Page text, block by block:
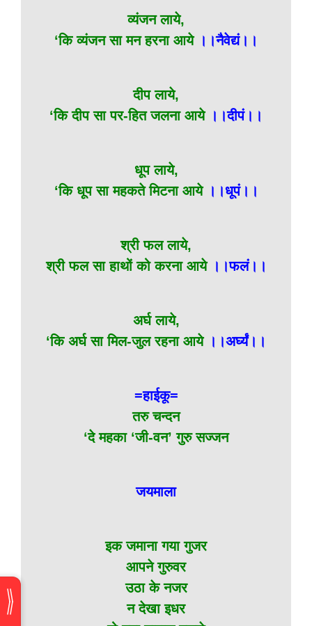
व्यंजन लाये,
‘कि व्यंजन सा मन हरना आये ।।नैवेद्यं।।
दीप लाये,
‘कि दीप सा पर-हित जलना आये।।दीपं।।
धूप लाये,
‘कि धूप सा महकते मिटना आये ।।धूपं।।
श्री फल लाये,
श्री फल सा हाथों को करना आये।।फलं।।
अर्घ लाये,
‘कि अर्घ सा मिल-जुल रहना आये।।अर्घ्यं।।
=हाईकू=
तरु चन्दन
‘दे महका ‘जी-वन’ गुरु सज्जन
जयमाला
इक जमाना गया गुजर
आपने गुरुवर
उठा के नजर
न देखा इधर